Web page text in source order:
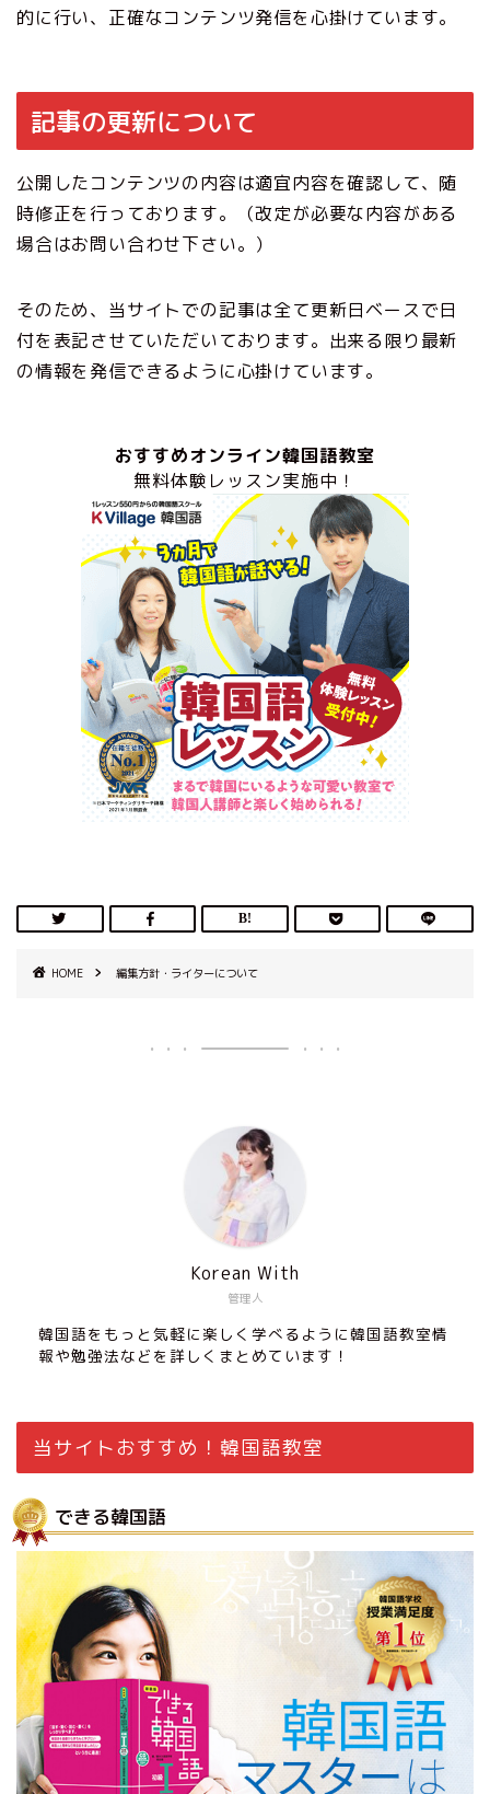
的に行い、正確なコンテンツ発信を心掛けています。
記事の更新について
公開したコンテンツの内容は適宜内容を確認して、随
時修正を行っております。（改定が必要な内容がある
場合はお問い合わせ下さい。）
そのため、当サイトでの記事は全て更新日ベースで日
付を表記させていただいております。出来る限り最新
の情報を発信できるように心掛けています。
おすすめオンライン韓国語教室
無料体験レッスン実施中！
HOME 編集方針・ライターについて
管理人
Korean With
韓国語をもっと気軽に楽しく学べるように韓国語教室情
報や勉強法などを詳しくまとめています！
当サイトおすすめ！韓国語教室
できる韓国語